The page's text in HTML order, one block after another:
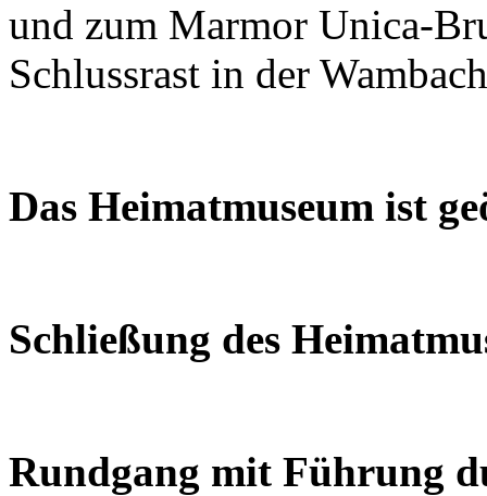
und zum Marmor Unica-
Schlussrast in der
Das Heimatmuseum ist
Schließung des
Rundgang mit Führung